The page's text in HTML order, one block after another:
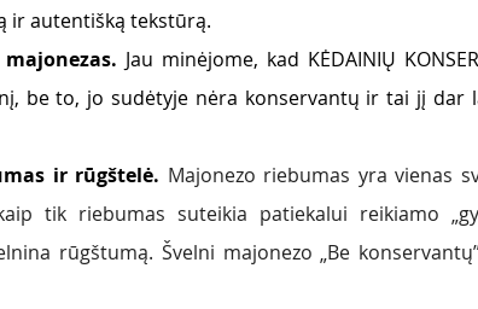
ir autentišką tekstūrą.
Jau minėjome, kad KĖDAINIŲ
be to, jo sudėtyje nėra konservantų ir tai jį dar
ir rūgštelė. Majonezo riebumas yra vienas
tik riebumas suteikia patiekalui reikiamo
rūgštumą. Švelni majonezo „Be